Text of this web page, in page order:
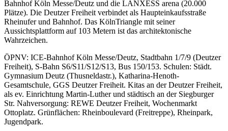
Bahnhof Köln Messe/Deutz und die LANXESS arena (20.000
Plätze). Die Deutzer Freiheit verbindet als Haupteinkaufsstraße
Rheinufer und Bahnhof. Das KölnTriangle mit seiner
Aussichtsplattform auf 103 Metern ist das architektonische
Wahrzeichen.
ÖPNV: ICE-Bahnhof Köln Messe/Deutz, Stadtbahn 1/7/9 (Deutzer
Freiheit), S-Bahn S6/S11/S12/S13, Bus 150/153. Schulen: Städt.
Gymnasium Deutz (Thusneldastr.), Katharina-Henoth-
Gesamtschule, GGS Deutzer Freiheit. Kitas an der Deutzer Freiheit,
als ev. Einrichtung Martin-Luther und städtisch an der Siegburger
Str. Nahversorgung: REWE Deutzer Freiheit, Wochenmarkt
Ottoplatz. Grünflächen: Rheinboulevard (Freitreppe), Rheinpark,
Jugendpark.